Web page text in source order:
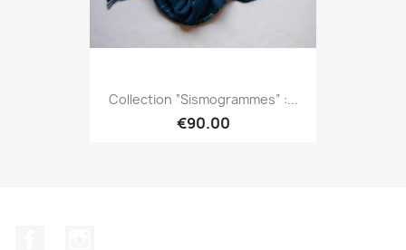
Collection “Sismogrammes” :...
€90.00